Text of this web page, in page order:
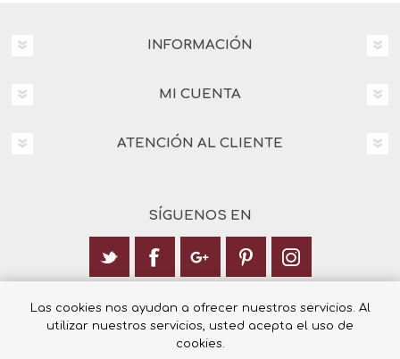
INFORMACIÓN
MI CUENTA
ATENCIÓN AL CLIENTE
SÍGUENOS EN
Calle Italia 6, 03003 Alicante
+34 965 12 23 55
Las cookies nos ayudan a ofrecer nuestros servicios. Al
utilizar nuestros servicios, usted acepta el uso de
cookies.